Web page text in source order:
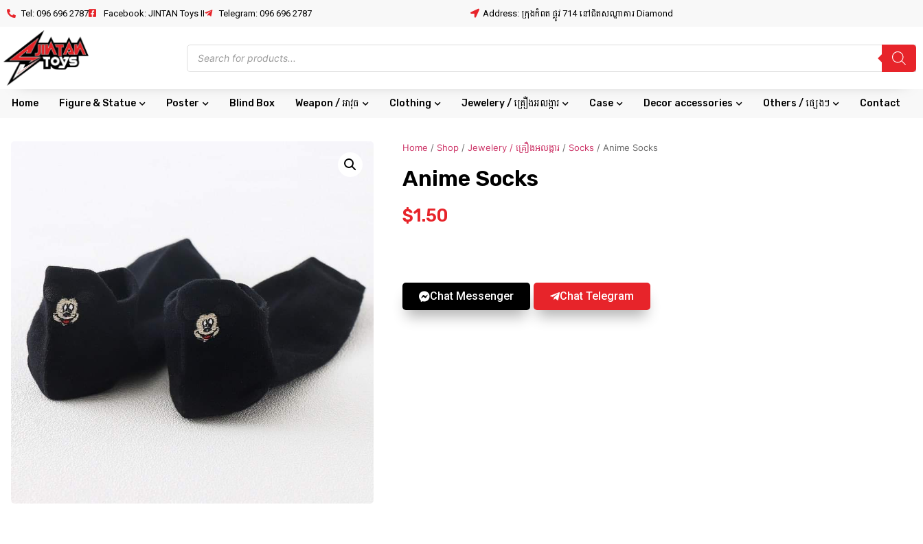
Tel: 096 696 2787 Facebook: JINTAN Toys II Telegram: 096 696 2787 Address: ក្រុងកំពត ផ្លូវ 714 នៅជិតសណ្ឋាគារ Diamond
Home Figure & Statue Poster Blind Box Weapon / អាវុធ Clothing Jewelery / គ្រឿងអលង្ការ Case Decor accessories Others / ផ្សេងៗ Contact
Home / Shop / Jewelery / គ្រឿងអលង្ការ / Socks / Anime Socks
Anime Socks
$1.50
Chat Messenger Chat Telegram